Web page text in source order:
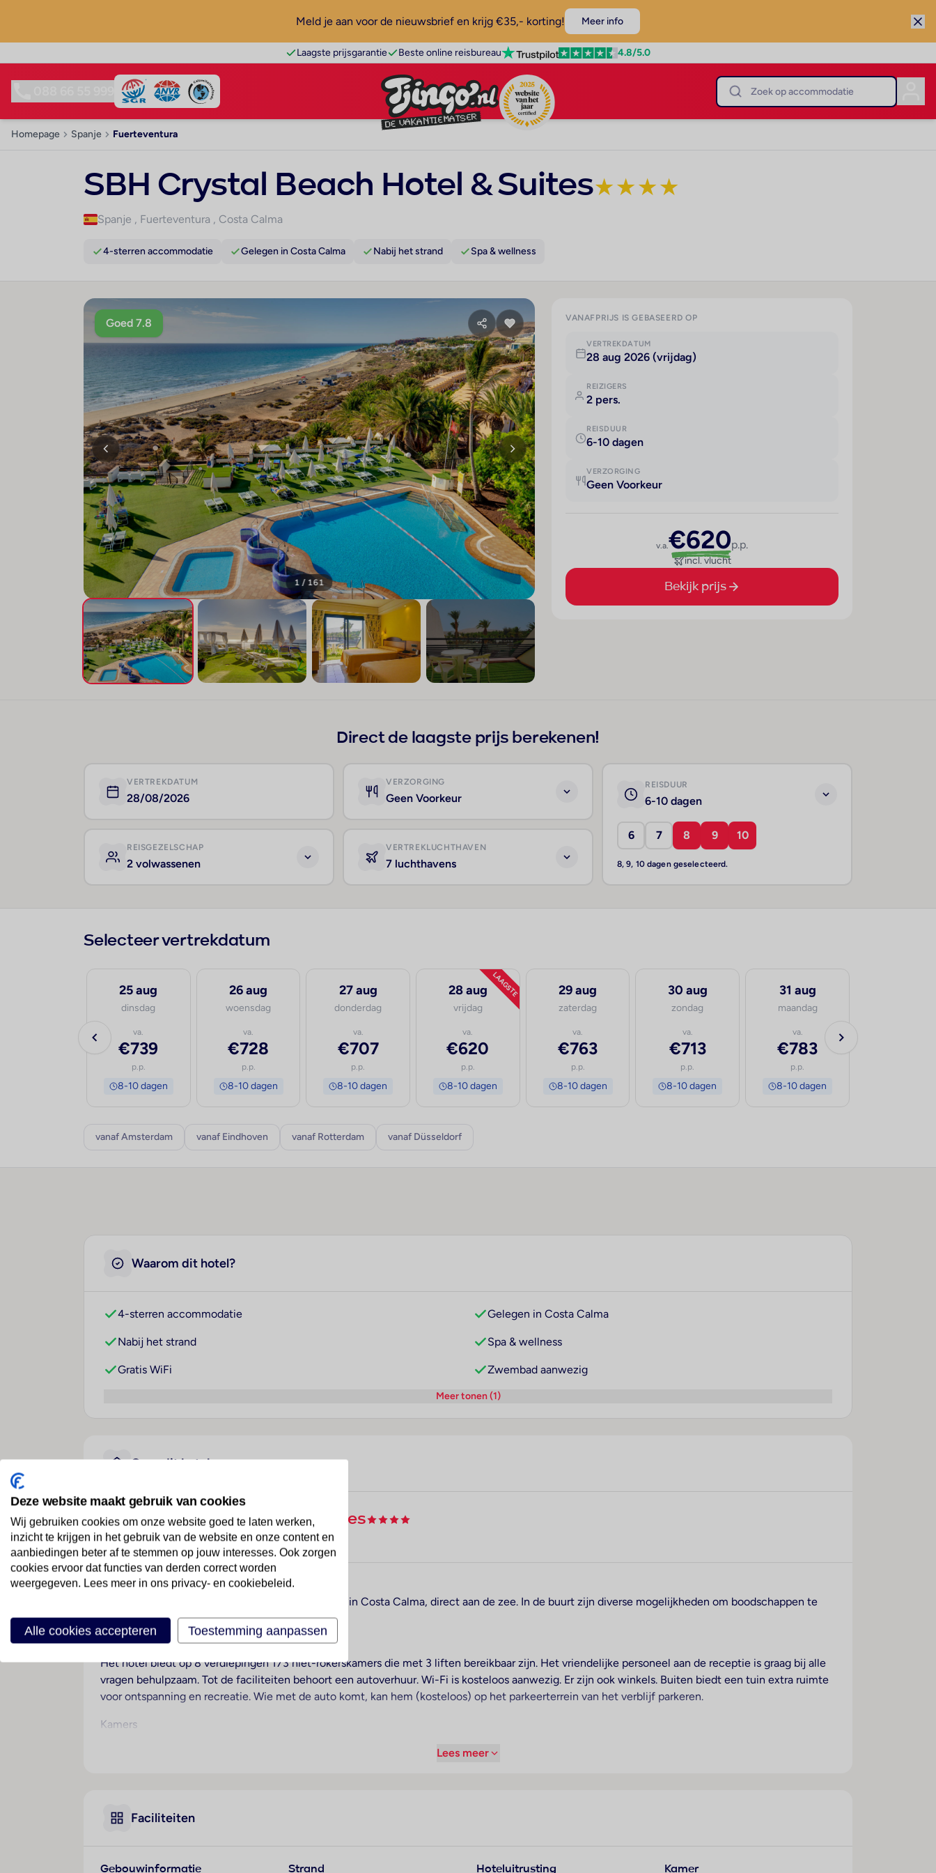
Meld je aan voor de nieuwsbrief en krijg €35,- korting! Meer info
Laagste prijsgarantie Beste online reisbureau 4.8/5.0
Homepage Spanje Fuerteventura
SBH Crystal Beach Hotel & Suites★★★★
Spanje , Fuerteventura , Costa Calma
4-sterren accommodatie Gelegen in Costa Calma Nabij het strand Spa & wellness
Goed 7.8
1 / 161
VANAFPRIJS IS GEBASEERD OP
VERTREKDATUM
28 aug 2026 (vrijdag)
REIZIGERS
2 pers.
REISDUUR
6-10 dagen
VERZORGING
Geen Voorkeur
v.a.€620p.p.
incl. vlucht
Bekijk prijs
Direct de laagste prijs berekenen!
VERTREKDATUM
28/08/2026
VERZORGING
Geen Voorkeur
REISDUUR
6-10 dagen
6 7 8 9 10
8, 9, 10 dagen geselecteerd.
REISGEZELSCHAP
2 volwassenen
VERTREKLUCHTHAVEN
7 luchthavens
Selecteer vertrekdatum
25 aug
dinsdag
va.
€739
p.p.
8-10 dagen
26 aug
woensdag
va.
€728
p.p.
8-10 dagen
27 aug
donderdag
va.
€707
p.p.
8-10 dagen
LAAGSTE
28 aug
vrijdag
va.
€620
p.p.
8-10 dagen
29 aug
zaterdag
va.
€763
p.p.
8-10 dagen
30 aug
zondag
va.
€713
p.p.
8-10 dagen
31 aug
maandag
va.
€783
p.p.
8-10 dagen
vanaf Amsterdam vanaf Eindhoven vanaf Rotterdam vanaf Düsseldorf
Waarom dit hotel?
4-sterren accommodatie Gelegen in Costa Calma
Nabij het strand Spa & wellness
Gratis WiFi Zwembad aanwezig
Meer tonen (1)
Over dit hotel
SBH Crystal Beach Hotel & Suites
Spanje· Fuerteventura· Costa Calma
Ligging
Dit hotel, perfect voor strandvakantiegangers, ligt in Costa Calma, direct aan de zee. In de buurt zijn diverse mogelijkheden om boodschappen te
doen.
Hotelfaciliteiten
Het hotel biedt op 8 verdiepingen 173 niet-rokerskamers die met 3 liften bereikbaar zijn. Het vriendelijke personeel aan de receptie is graag bij alle
vragen behulpzaam. Tot de faciliteiten behoort een autoverhuur. Wi-Fi is kosteloos aanwezig. Er zijn ook winkels. Buiten biedt een tuin extra ruimte
voor ontspanning en recreatie. Wie met de auto komt, kan hem (kosteloos) op het parkeerterrein van het verblijf parkeren.
Kamers
waardevolle bezittingen kunnen tegen betaling worden opgeborgen. Ook een mini-koelkast behoort tot de standaardvoorzieningen. Bovendien zijn
Sport/entertainment
kunnen de gasten van massagebehandelingen gebruikmaken. Copyright GIATA 2004 - 2024. Multilingual, powered by www.giata.com for client nof
Lees meer
Faciliteiten
Gebouwinformatie Strand Hoteluitrusting Kamer
Deze website maakt gebruik van cookies
Wij gebruiken cookies om onze website goed te laten werken,
inzicht te krijgen in het gebruik van de website en onze content en
aanbiedingen beter af te stemmen op jouw interesses. Ook zorgen
cookies ervoor dat functies van derden correct worden
weergegeven. Lees meer in ons privacy- en cookiebeleid.
Alle cookies accepteren Toestemming aanpassen